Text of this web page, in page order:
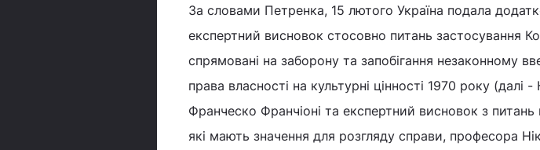
За словами Петренка, 15 лютого Україна подала
експертний висновок стосовно питань застосування
спрямовані на заборону та запобігання незаконному
права власності на культурні цінності 1970 року
Франческо Франчіоні та експертний висновок з
які мають значення для розгляду справи, професора